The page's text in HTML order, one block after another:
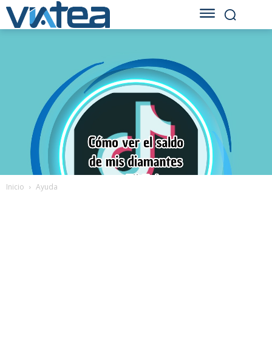
Inicio Ayuda